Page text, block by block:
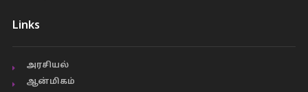
Links
அரசியல்
ஆன்மிகம்